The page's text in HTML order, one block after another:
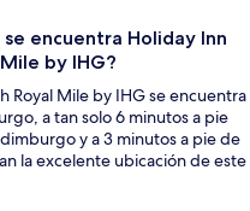
encuentra Holiday Inn
by IHG?
Royal Mile by IHG se encuentra
a tan solo 6 minutos a pie
y a 3 minutos a pie de
la excelente ubicación de este